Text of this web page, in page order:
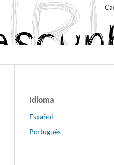
Idioma
Español
Português